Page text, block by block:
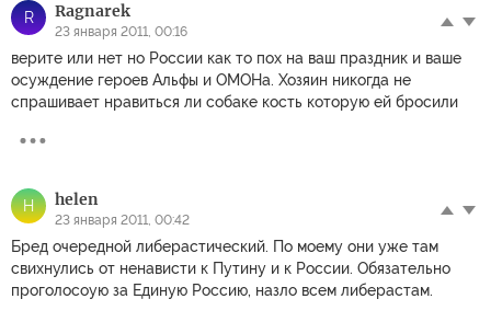
R Ragnarek
23 января 2011, 00:16
верите или нет но России как то пох на ваш праздник и ваше
осуждение героев Альфы и ОМОНа. Хозяин никогда не
спрашивает нравиться ли собаке кость которую ей бросили
H helen
23 января 2011, 00:42
Бред очередной либерастический. По моему они уже там
свихнулись от ненависти к Путину и к России. Обязательно
проголосоую за Единую Россию, назло всем либерастам.